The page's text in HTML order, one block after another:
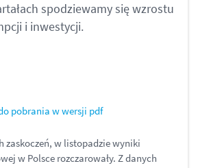
spodziewamy się wzrostu
i inwestycji.
pobrania w wersji pdf
zaskoczeń, w listopadzie wyniki
w Polsce rozczarowały. Z danych